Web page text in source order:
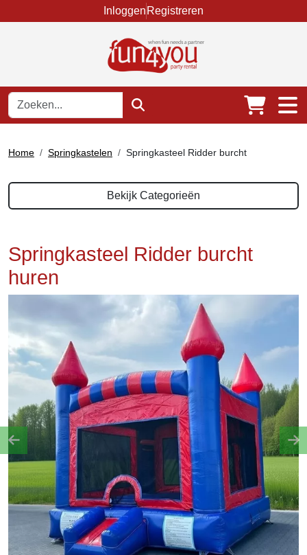
Inloggen Registreren
Home Springkastelen Springkasteel Ridder burcht
Bekijk Categorieën
Springkasteel Ridder burcht
huren
Previous